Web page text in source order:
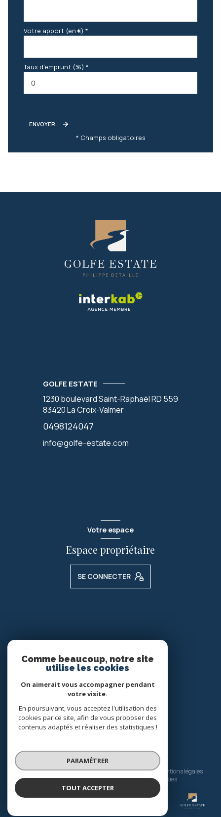
Votre apport (en €) *
Taux d'emprunt (%) *
ENVOYER
* Champs obligatoires
GOLFE ESTATE
GOLFE ESTATE
1230 boulevard Saint-Raphaël RD 559
83420La Croix-Valmer
0498124047
info@golfe-estate.com
Votre espace
Espace propriétaire
SE CONNECTER
Nos réseaux
Nous suivre
© 2026 | Tous droits réservés
Nos honoraires
Nos partenaires
Mentions légales
Admin
Politique RGPD Cookies
Réalisé par :
Comme beaucoup, notre site
utilise les cookies
On aimerait vous accompagner pendant
votre visite.
En poursuivant, vous acceptez l'utilisation des
cookies par ce site, afin de vous proposer des
contenus adaptés et réaliser des statistiques !
PARAMÉTRER
TOUT ACCEPTER